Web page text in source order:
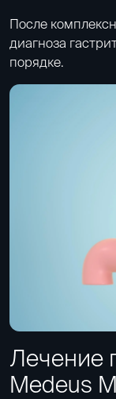
После
диагноза
порядке.
Лечение
Medeus